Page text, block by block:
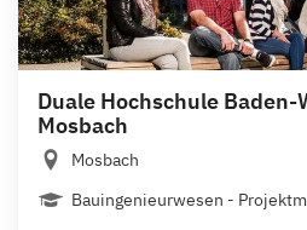
Duale Hochschule
Mosbach
Mosbach
Bauingenieurwesen -